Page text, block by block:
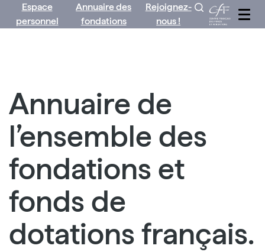
Espace
personnel
Annuaire des
fondations
Rejoignez-
nous !
Annuaire de
l’ensemble des
fondations et
fonds de
dotations français.